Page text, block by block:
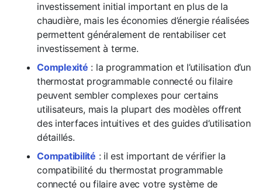
investissement initial important en plus de la
chaudière, mais les économies d’énergie réalisées
permettent généralement de rentabiliser cet
investissement à terme.
Complexité : la programmation et l’utilisation d’un
thermostat programmable connecté ou filaire
peuvent sembler complexes pour certains
utilisateurs, mais la plupart des modèles offrent
des interfaces intuitives et des guides d’utilisation
détaillés.
Compatibilité : il est important de vérifier la
compatibilité du thermostat programmable
connecté ou filaire avec votre système de